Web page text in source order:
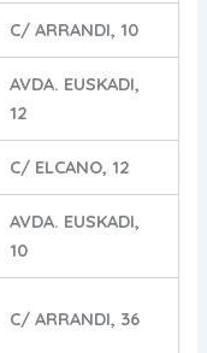
C/ ARRANDI, 10
AVDA. EUSKADI,
12
C/ ELCANO, 12
AVDA. EUSKADI,
10
C/ ARRANDI, 36